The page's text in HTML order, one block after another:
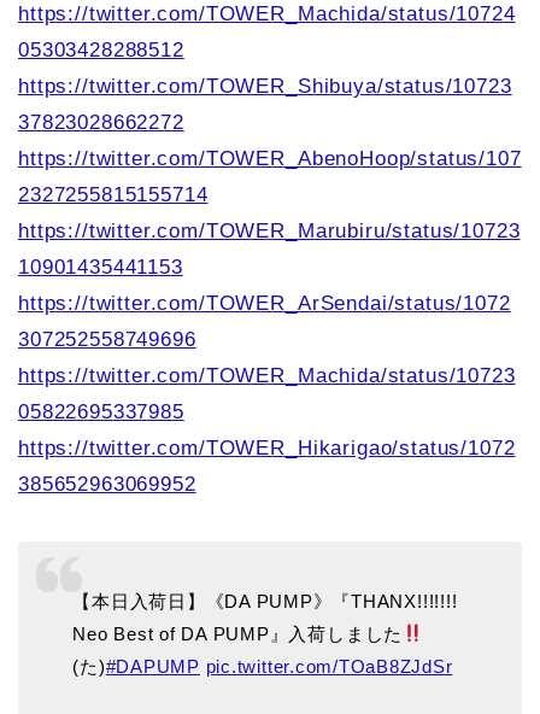
https://twitter.com/TOWER_Machida/status/10724
05303428288512
https://twitter.com/TOWER_Shibuya/status/10723
37823028662272
https://twitter.com/TOWER_AbenoHoop/status/107
2327255815155714
https://twitter.com/TOWER_Marubiru/status/10723
10901435441153
https://twitter.com/TOWER_ArSendai/status/1072
307252558749696
https://twitter.com/TOWER_Machida/status/10723
05822695337985
https://twitter.com/TOWER_Hikarigao/status/1072
385652963069952
【本日入荷日】《DA PUMP》『THANX!!!!!!!
Neo Best of DA PUMP』入荷しました
(た)#DAPUMP pic.twitter.com/TOaB8ZJdSr